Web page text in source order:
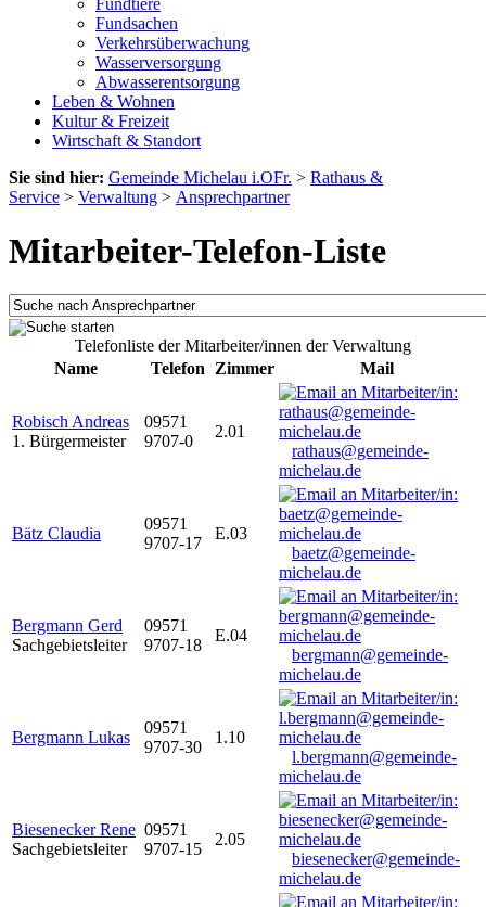
Fundtiere
Fundsachen
Verkehrsüberwachung
Wasserversorgung
Abwasserentsorgung
Leben & Wohnen
Kultur & Freizeit
Wirtschaft & Standort
Sie sind hier: Gemeinde Michelau i.OFr. > Rathaus &
Service > Verwaltung > Ansprechpartner
Mitarbeiter-Telefon-Liste
Telefonliste der Mitarbeiter/innen der Verwaltung
Name
Telefon Zimmer Mail
Robisch Andreas
1. Bürgermeister
09571
9707-0
2.01
rathaus@gemeinde-
michelau.de
Bätz Claudia
09571
9707-17
E.03
baetz@gemeinde-
michelau.de
Bergmann Gerd
Sachgebietsleiter
09571
9707-18
E.04
bergmann@gemeinde-
michelau.de
Bergmann Lukas
09571
9707-30
1.10
l.bergmann@gemeinde-
michelau.de
Biesenecker Rene
Sachgebietsleiter
09571
9707-15
2.05
biesenecker@gemeinde-
michelau.de